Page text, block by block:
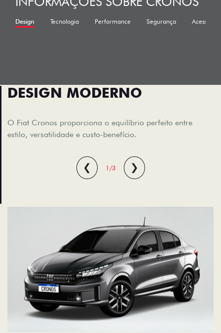
Design Tecnologia Performance Segurança Acessórios
DESIGN MODERNO
O Fiat Cronos proporciona o equilíbrio perfeito entre
estilo, versatilidade e custo-benefício.
❮ 1/3 ❯